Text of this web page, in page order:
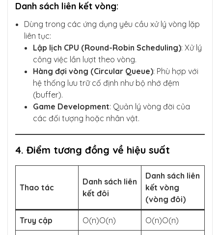
Danh sách liên kết vòng:
Dùng trong các ứng dụng yêu cầu xử lý vòng lặp
liên tục:
Lập lịch CPU (Round-Robin Scheduling): Xử lý
công việc lần lượt theo vòng.
Hàng đợi vòng (Circular Queue): Phù hợp với
hệ thống lưu trữ cố định như bộ nhớ đệm
(buffer).
Game Development: Quản lý vòng đời của
các đối tượng hoặc nhân vật.
4. Điểm tương đồng về hiệu suất
Thao tác
Danh sách liên
kết đôi
Danh sách liên
kết vòng
(vòng đôi)
Truy cập O(n)O(n) O(n)O(n)